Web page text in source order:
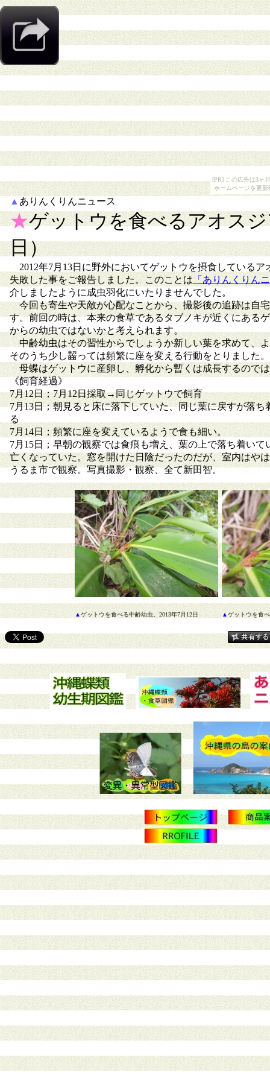
[PR] この広告は3ヶ
ホームページを更
▲ ありんくりんニュース
★ゲットウを食べるアオスジ
日）
2012年7月13日に野外においてゲットウを摂食している
失敗した事をご報告しました。このことは 「ありんくりん
介しましたように成虫羽化にいたりませんでした。
今回も寄生や天敵が心配なことから、撮影後の追跡は自
す。前回の時は、本来の食草であるタブノキが近くにある
からの幼虫ではないかと考えられます。
中齢幼虫はその習性からでしょうか新しい葉を求めて、
そのうち少し齧っては頻繁に座を変える行動をとりました
母蝶はゲットウに産卵し、孵化から暫くは成長するので
《飼育経過》
7月12日；7月12日採取→同じゲットウで飼育
7月13日；朝見ると床に落下していた、同じ葉に戻すが落
る
7月14日；頻繁に座を変えているようで食も細い。
7月15日；早朝の観察では食痕も増え、葉の上で落ち着い
亡くなっていた。窓を開けた日陰だったのだが、室内はや
うるま市で観察。写真撮影・観察、全て新田智。
▲ゲットウを食べる中齢幼虫。2013年7月12日 ▲ゲットウを食